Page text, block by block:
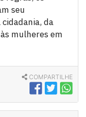
seu
da
mulheres em
COMPARTILHE